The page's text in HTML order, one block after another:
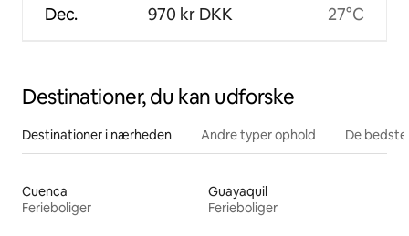
Dec. 970 kr DKK 27°C
Destinationer, du kan udforske
Destinationer i nærheden Andre typer ophold De
Cuenca
Ferieboliger
Guayaquil
Ferieboliger